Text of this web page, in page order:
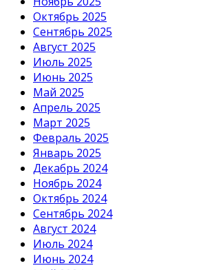
Октябрь 2025
Сентябрь 2025
Август 2025
Июль 2025
Июнь 2025
Май 2025
Апрель 2025
Март 2025
Февраль 2025
Январь 2025
Декабрь 2024
Ноябрь 2024
Октябрь 2024
Сентябрь 2024
Август 2024
Июль 2024
Июнь 2024